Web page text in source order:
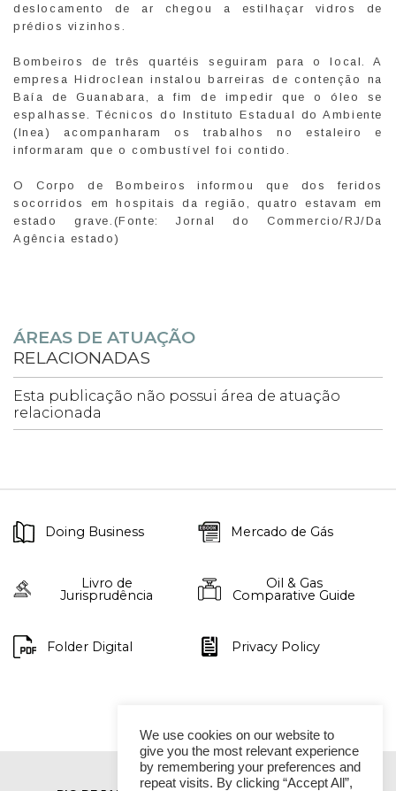
deslocamento de ar chegou a estilhaçar vidros de
prédios vizinhos.
Bombeiros de três quartéis seguiram para o local. A
empresa Hidroclean instalou barreiras de contenção na
Baía de Guanabara, a fim de impedir que o óleo se
espalhasse. Técnicos do Instituto Estadual do Ambiente
(Inea) acompanharam os trabalhos no estaleiro e
informaram que o combustível foi contido.
O Corpo de Bombeiros informou que dos feridos
socorridos em hospitais da região, quatro estavam em
estado grave.(Fonte: Jornal do Commercio/RJ/Da
Agência estado)
ÁREAS DE ATUAÇÃO
RELACIONADAS
Esta publicação não possui área de atuação
relacionada
Doing Business Mercado de Gás
Livro de
Jurisprudência
Oil & Gas
Comparative Guide
Folder Digital Privacy Policy
We use cookies on our website to
give you the most relevant experience
by remembering your preferences and
repeat visits. By clicking “Accept All”,